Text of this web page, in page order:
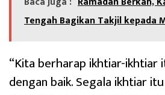
Tengah Bagikan Takjil kepada
“Kita berharap ikhtiar-ikhtiar
dengan baik. Segala ikhtiar